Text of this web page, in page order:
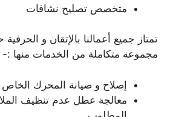
متخصص تصليح نشافات
تمتاز جميع أعمالنا بالإتقان و
مجموعة متكاملة من الخدمات منها :-
إصلاح و صيانة المحرك الخاص
معالجة عطل عدم تنظيف